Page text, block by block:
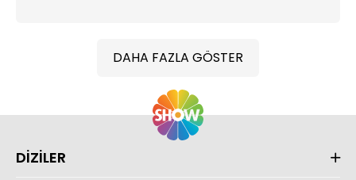
DAHA FAZLA GÖSTER
DİZİLER